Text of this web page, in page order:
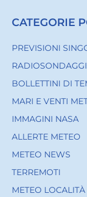
CATEGORIE
PREVISIONI
BOLLETTINI DI
MARI E VENTI
IMMAGINI NASA
ALLERTE METEO
METEO NEWS
TERREMOTI
METEO